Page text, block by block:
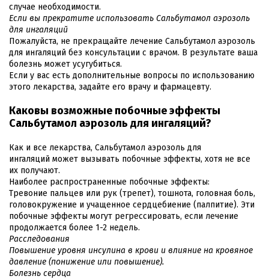
случае необходимости.
Если вы прекратите использовать Сальбутамол аэрозоль
для ингаляций
Пожалуйста, не прекращайте лечение Сальбутамол аэрозоль
для ингаляций без консультации с врачом. В результате ваша
болезнь может усугубиться.
Если у вас есть дополнительные вопросы по использованию
этого лекарства, задайте его врачу и фармацевту.
Каковы возможные побочные эффекты
Сальбутамол аэрозоль для ингаляций?
Как и все лекарства, Сальбутамол аэрозоль для
ингаляций может вызывать побочные эффекты, хотя не все
их получают.
Наиболее распространенные побочные эффекты:
Тревоние пальцев или рук (трепет), тошнота, головная боль,
головокружение и учащенное сердцебиение (палпитие). Эти
побочные эффекты могут регрессировать, если лечение
продолжается более 1-2 недель.
Расследования
Повышение уровня инсулина в крови и влияние на кровяное
давление (понижение или повышение).
Болезнь сердца